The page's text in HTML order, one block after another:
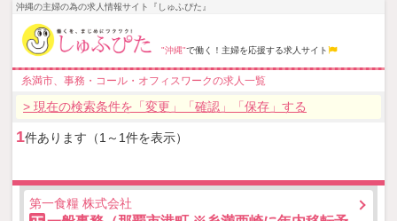
沖縄の主婦の為の求人情報サイト『しゅふぴた』
"沖縄"で働く！主婦を応援する求人サイト
糸満市、事務・コール・オフィスワークの求人一覧
> 現在の検索条件を「変更」「確認」「保存」する
1件あります（1～1件を表示）
第一食糧 株式会社